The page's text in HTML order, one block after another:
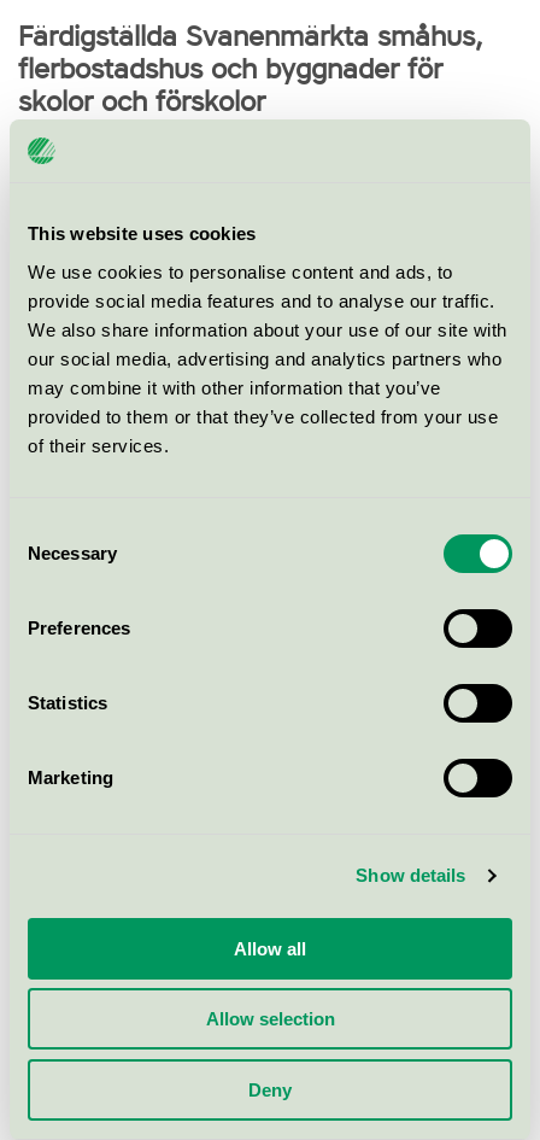
This website uses cookies
We use cookies to personalise content and ads, to
provide social media features and to analyse our traffic.
We also share information about your use of our site with
our social media, advertising and analytics partners who
may combine it with other information that you’ve
provided to them or that they’ve collected from your use
of their services.
Selection
Necessary
Preferences
Statistics
Marketing
Show details
Allow all
Allow selection
Deny
Färdigställda Svanenmärkta småhus,
flerbostadshus och byggnader för
skolor och förskolor